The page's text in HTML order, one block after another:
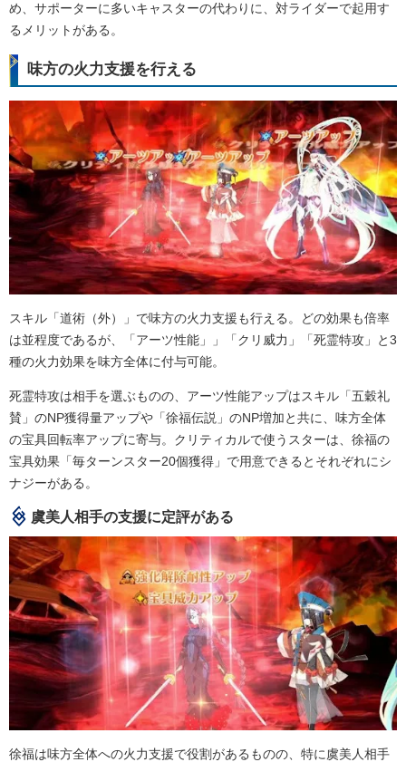
め、サポーターに多いキャスターの代わりに、対ライダーで起用す
るメリットがある。
味方の火力支援を行える
スキル「道術（外）」で味方の火力支援も行える。どの効果も倍率
は並程度であるが、「アーツ性能」」「クリ威力」「死霊特攻」と3
種の火力効果を味方全体に付与可能。
死霊特攻は相手を選ぶものの、アーツ性能アップはスキル「五穀礼
賛」のNP獲得量アップや「徐福伝説」のNP増加と共に、味方全体
の宝具回転率アップに寄与。クリティカルで使うスターは、徐福の
宝具効果「毎ターンスター20個獲得」で用意できるとそれぞれにシ
ナジーがある。
虞美人相手の支援に定評がある
徐福は味方全体への火力支援で役割があるものの、特に虞美人相手